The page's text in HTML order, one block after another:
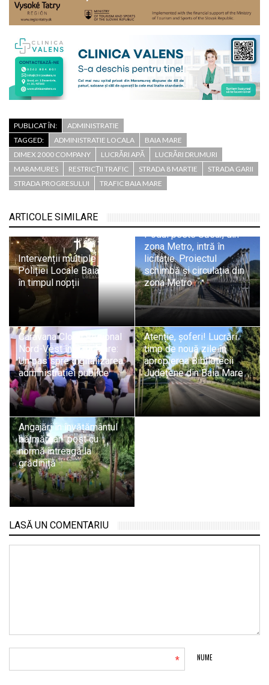
PUBLICAT ÎN:
ADMINISTRATIE
TAGGED:
ADMINISTRATIE LOCALA
BAIA MARE
DIMEX 2000 COMPANY
LUCRĂRI APĂ
LUCRĂRI DRUMURI
MARAMURES
RESTRICȚII TRAFIC STRADA 8 MARTIE
STRADA GARII
STRADA PROGRESULUI
TRAFIC BAIA MARE
ARTICOLE SIMILARE
Intervenții multiple ale
Poliției Locale Baia Mare
în timpul nopții
Podul peste Săsar, din
zona Metro, intră în
licitație. Proiectul
schimbă și circulația din
zona Metro
Caravana Cloud Regional
Nord-Vest în Baia Mare:
Un pas spre digitalizarea
administrației publice
Atenție, șoferi! Lucrări
timp de nouă zile în
apropierea Bibliotecii
Județene din Baia Mare
Angajări în învățământul
băimărean: post cu
normă întreagă la
grădiniță
LASĂ UN COMENTARIU
NUME
*